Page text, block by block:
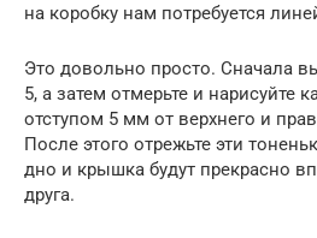
на коробку нам потребуется
Это довольно просто. Сначала
5, а затем отмерьте и нарисуйте
отступом 5 мм от верхнего и
После этого отрежьте эти
дно и крышка будут прекрасно
друга.